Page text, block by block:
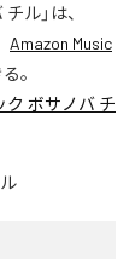
チル」は、
Amazon Music
。
ボサノバ チ